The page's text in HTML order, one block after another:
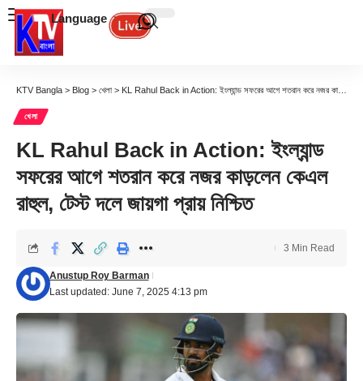
Language
KTV Bangla > Blog > খেলা > KL Rahul Back in Action: ইংল্যান্ড সফরের আগে শতরান করে নজর কাড়লেন কেএল রাহুল, টেস্ট দলে জায়গা প্রায় নিশ্চিত
খেলা
KL Rahul Back in Action: ইংল্যান্ড
সফরের আগে শতরান করে নজর কাড়লেন কেএল
রাহুল, টেস্ট দলে জায়গা প্রায় নিশ্চিত
Last updated: June 7, 2025 4:13 pm
Anustup Roy Barman
3 Min Read